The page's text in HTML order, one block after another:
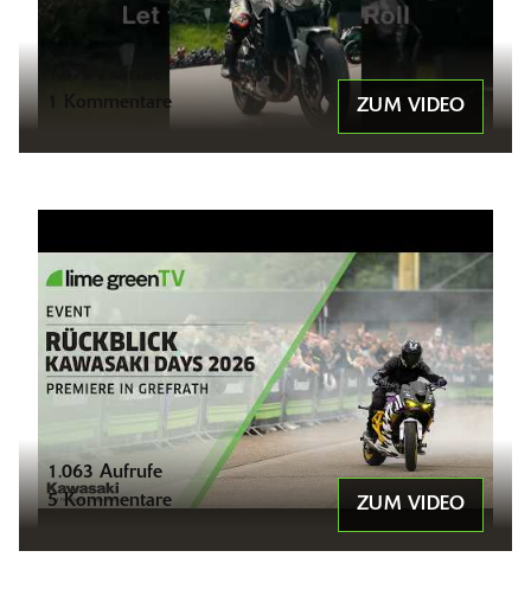
1 Kommentare
ZUM VIDEO
1.063 Aufrufe
5 Kommentare
ZUM VIDEO